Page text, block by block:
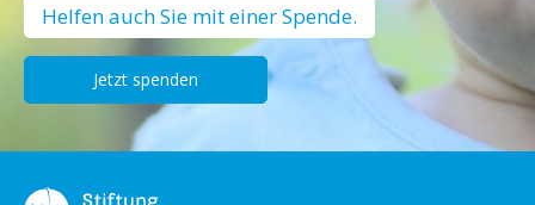
Helfen auch Sie mit einer Spende.
Jetzt spenden